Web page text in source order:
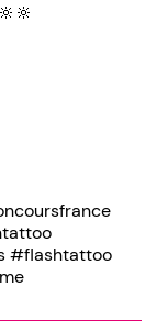
#flashtattoo